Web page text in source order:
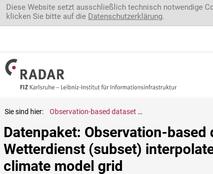
Direkt zum Inhalt
Diese Website setzt ausschließlich technisch notwendige
klicken Sie bitte auf die Datenschutzerklärung.
Sie sind hier: Observation-based dataset HYRAS-DE v5.0 by Deutscher Wetterdienst (subset) interpolated to a rotated curvilinear convection permitting climate model grid
Datenpaket: Observation-based
Wetterdienst (subset)
climate model grid